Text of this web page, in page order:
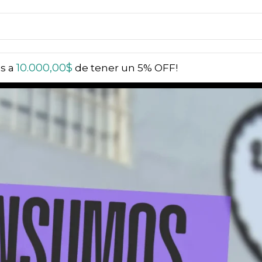
a10.000,00$ de tener un 5% OFF!
OFF | Compra más de $20.000 y obtén